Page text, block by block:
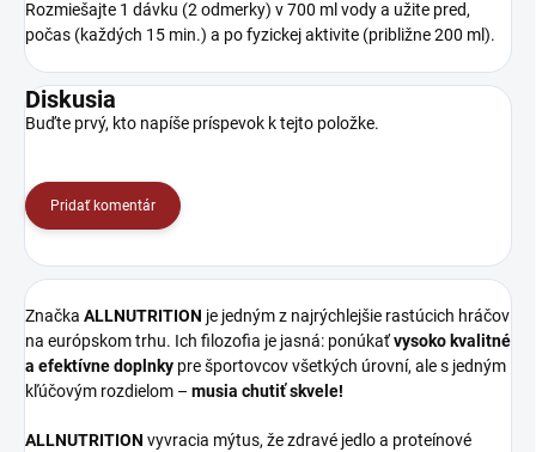
Rozmiešajte 1 dávku (2 odmerky) v 700 ml vody a užite pred,
počas (každých 15 min.) a po fyzickej aktivite (približne 200 ml).
Diskusia
Buďte prvý, kto napíše príspevok k tejto položke.
Pridať komentár
Značka ALLNUTRITION je jedným z najrýchlejšie rastúcich hráčov
na európskom trhu. Ich filozofia je jasná: ponúkaťvysoko kvalitné
a efektívne doplnky pre športovcov všetkých úrovní, ale s jedným
kľúčovým rozdielom – musia chutiť skvele!
ALLNUTRITION vyvracia mýtus, že zdravé jedlo a proteínové